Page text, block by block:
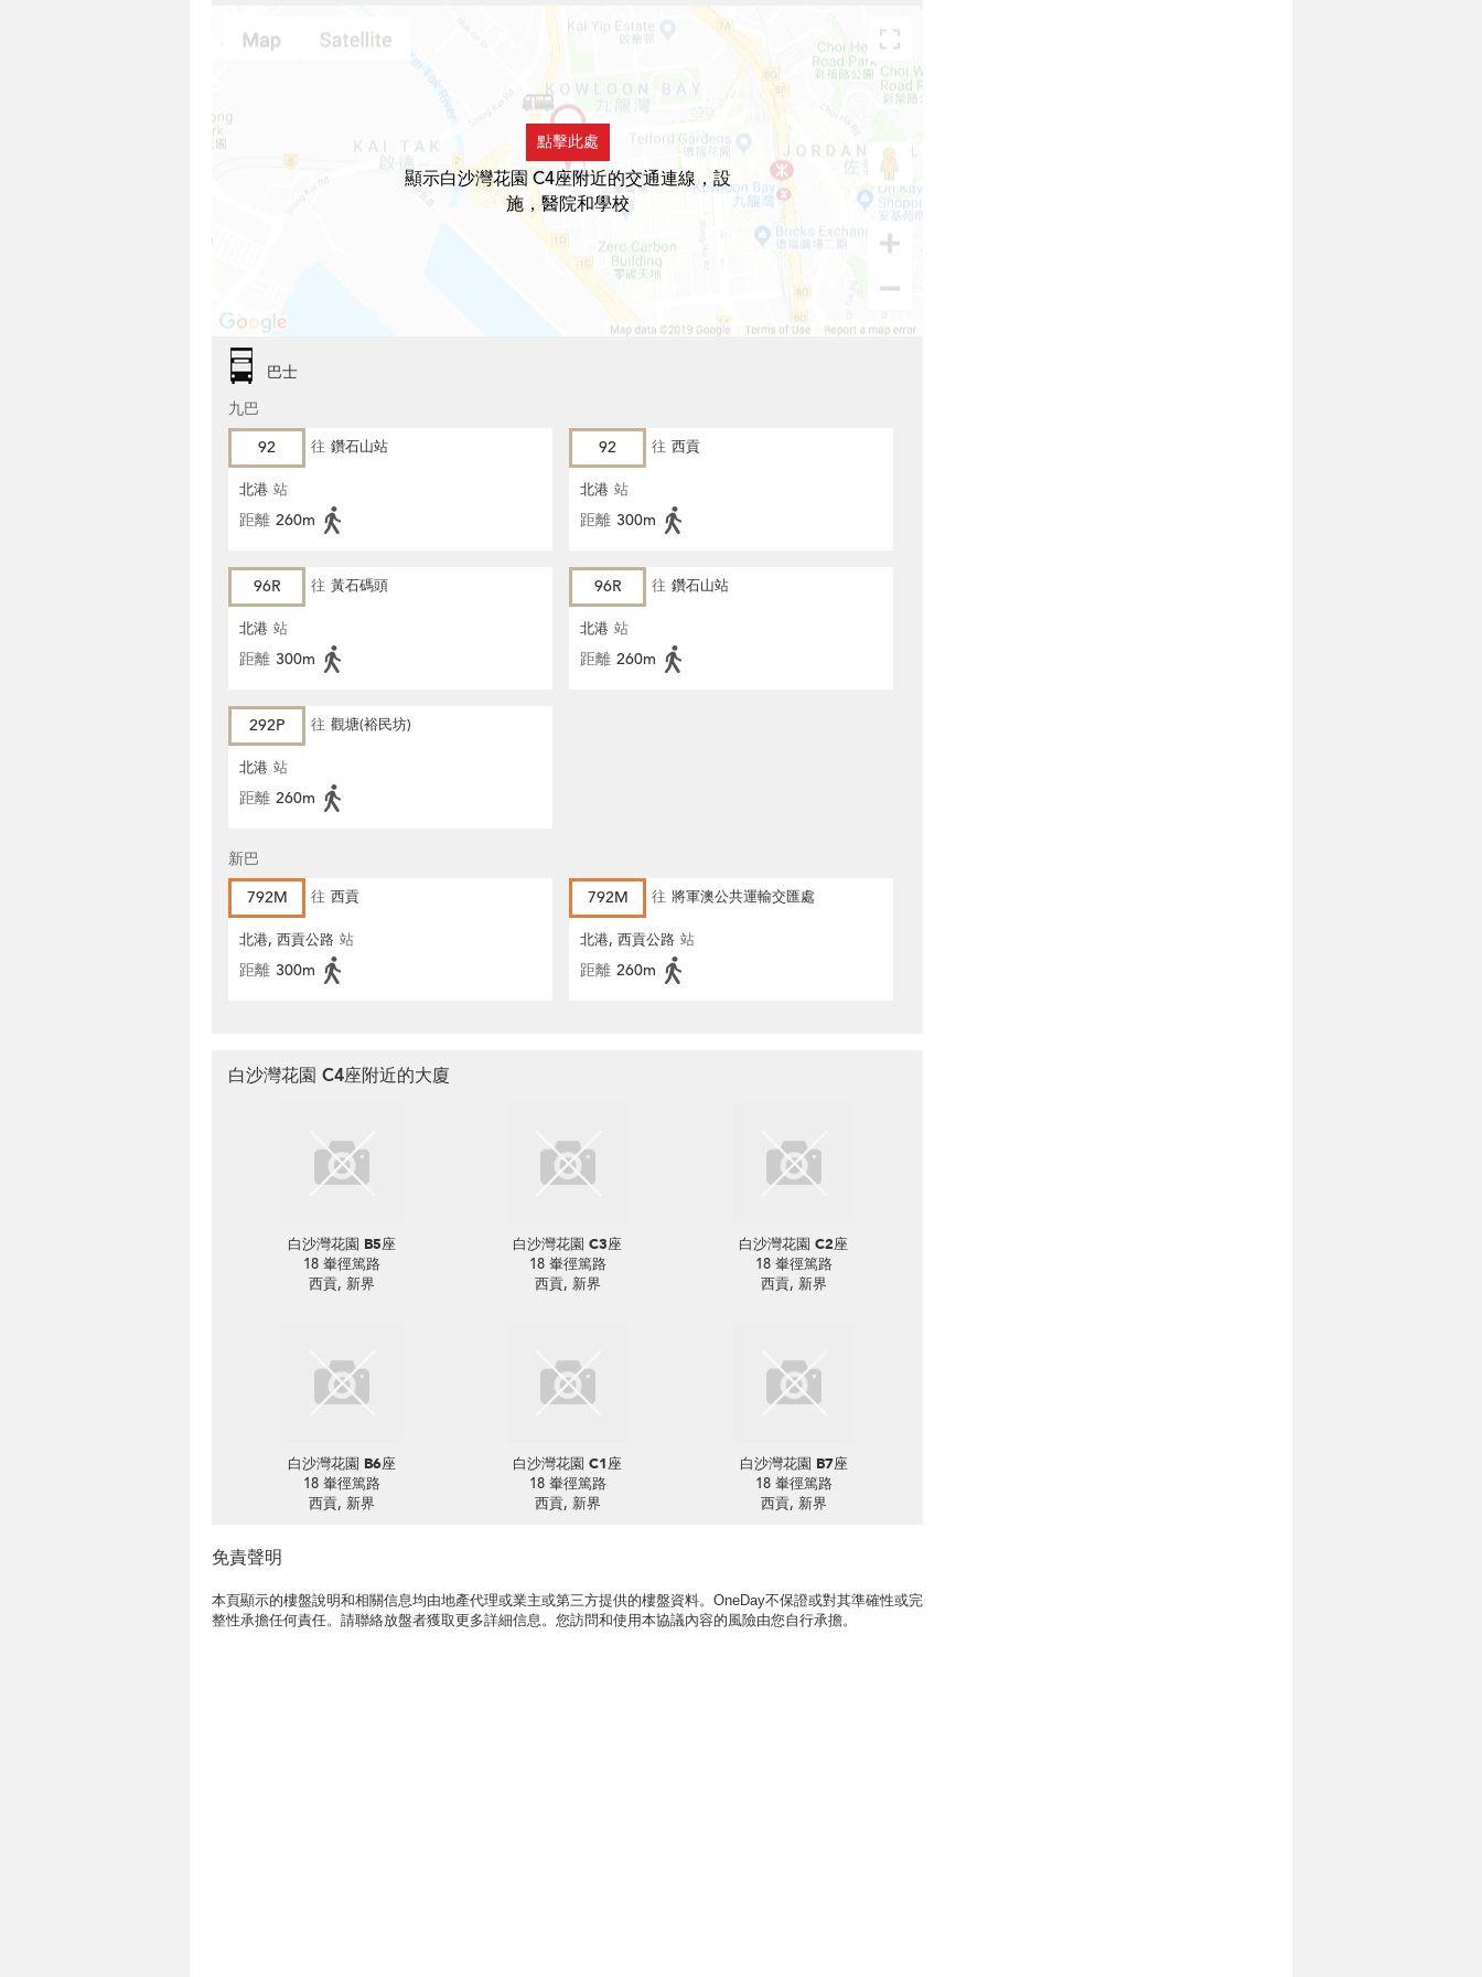
點擊此處
顯示白沙灣花園 C4座附近的交通連線，設
施，醫院和學校
巴士
九巴
92
往 鑽石山站
北港 站
距離 260m
92 往 西貢
北港 站
距離 300m
96R 往 黃石碼頭
北港 站
距離 300m
96R 往 鑽石山站
北港 站
距離 260m
292P 往 觀塘(裕民坊)
北港 站
距離 260m
新巴
792M
往 西貢
北港, 西貢公路 站
距離 300m
792M 往 將軍澳公共運輸交匯處
北港, 西貢公路 站
距離 260m
白沙灣花園 C4座附近的大廈
白沙灣花園 B5座
18 輋徑篤路
西貢, 新界
白沙灣花園 C3座
18 輋徑篤路
西貢, 新界
白沙灣花園 C2座
18 輋徑篤路
西貢, 新界
白沙灣花園 B6座
18 輋徑篤路
西貢, 新界
白沙灣花園 C1座
18 輋徑篤路
西貢, 新界
白沙灣花園 B7座
18 輋徑篤路
西貢, 新界
免責聲明
本頁顯示的樓盤說明和相關信息均由地產代理或業主或第三方提供的樓盤資料。OneDay不保證或對其準確性或完
整性承擔任何責任。請聯絡放盤者獲取更多詳細信息。您訪問和使用本協議內容的風險由您自行承擔。